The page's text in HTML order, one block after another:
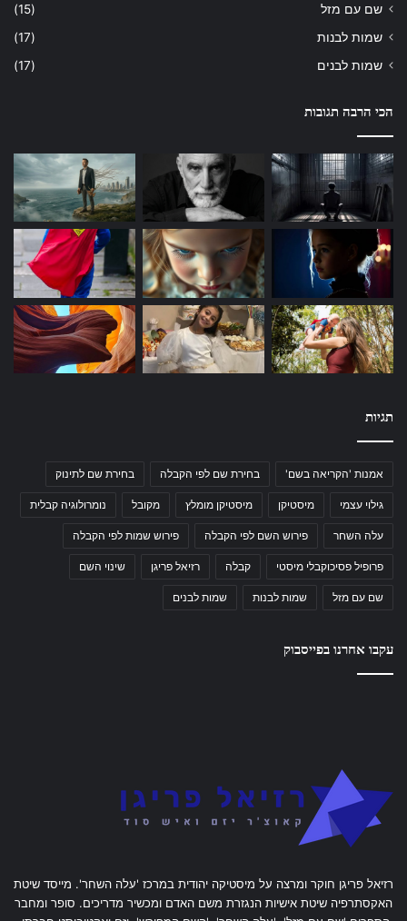
שם עם מזל
(15)
שמות לבנות
(17)
שמות לבנים
(17)
הכי הרבה תגובות
תגיות
אמנות 'הקריאה בשם' בחירת שם לפי הקבלה בחירת שם לתינוק
גילוי עצמי מיסטיקן מיסטיקן מומלץ מקובל נומרולוגיה קבלית
עלה השחר פירוש השם לפי הקבלה פירוש שמות לפי הקבלה
פרופיל פסיכוקבלי מיסטי קבלה רזיאל פריגן שינוי השם
שם עם מזל שמות לבנות שמות לבנים
עקבו אחרנו בפייסבוק
רזיאל פריגן חוקר ומרצה על מיסטיקה יהודית במרכז 'עלה השחר'. מייסד שיטת
האקסתרפיה שיטת אישיות הנגזרת משם האדם ומכשיר מדריכים. סופר ומחבר